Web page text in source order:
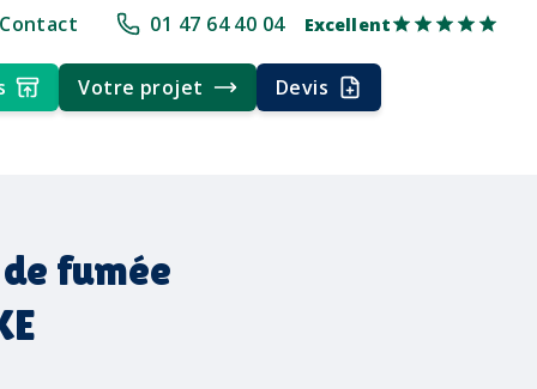
+30 ans d'expérience Délai rapide Délai rapide Livraison
Contact 01 47 64 40 04 Excellent
Votre projet Devis
fumée